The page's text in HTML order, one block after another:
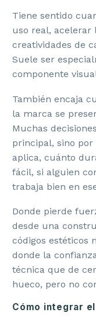
Tiene sentido
uso real, acelerar
creatividades de
Suele ser
componente
También encaja
la marca se
Muchas
principal, sino por
aplica, cuánto
fácil, si alguien
trabaja bien en
Donde pierde
desde una
códigos estéticos
donde la
técnica que de
hueco, pero no
Cómo integrar